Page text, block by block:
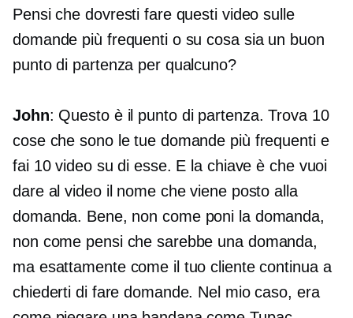
Pensi che dovresti fare questi video sulle
domande più frequenti o su cosa sia un buon
punto di partenza per qualcuno?
John: Questo è il punto di partenza. Trova 10
cose che sono le tue domande più frequenti e
fai 10 video su di esse. E la chiave è che vuoi
dare al video il nome che viene posto alla
domanda. Bene, non come poni la domanda,
non come pensi che sarebbe una domanda,
ma esattamente come il tuo cliente continua a
chiederti di fare domande. Nel mio caso, era